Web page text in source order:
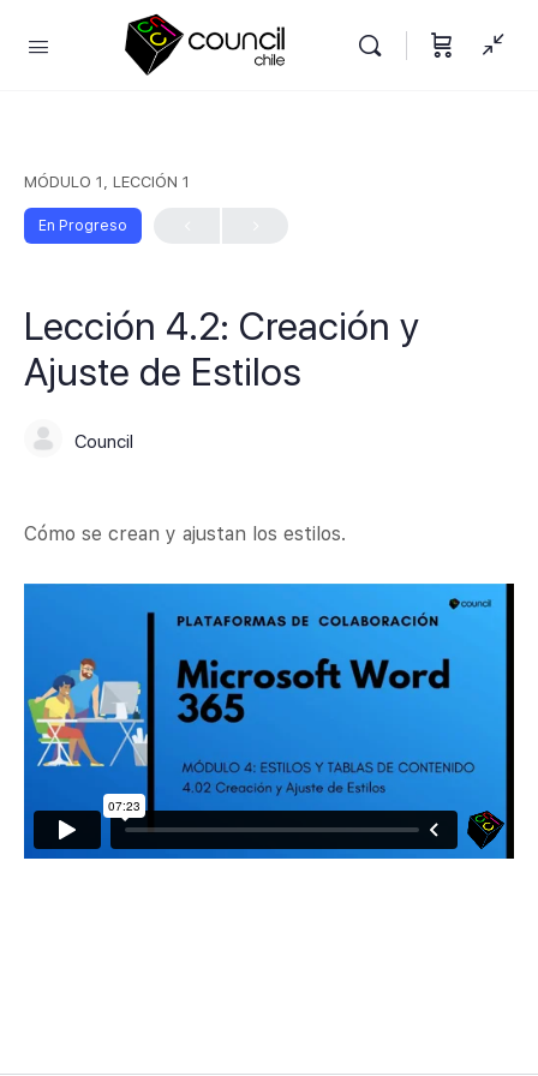
MÓDULO 1, LECCIÓN 1
En Progreso
Lección 4.2: Creación y
Ajuste de Estilos
Council
Cómo se crean y ajustan los estilos.